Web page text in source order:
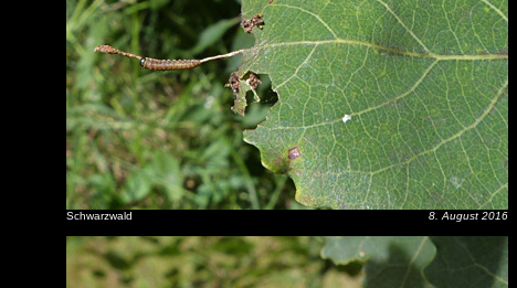
Schwarzwald 8. August 2016